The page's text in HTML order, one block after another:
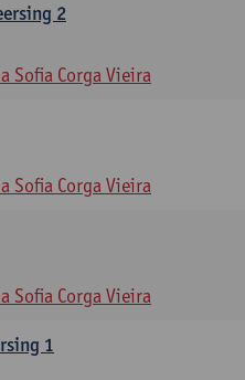
2
Sofia Corga Vieira
Sofia Corga Vieira
Sofia Corga Vieira
1